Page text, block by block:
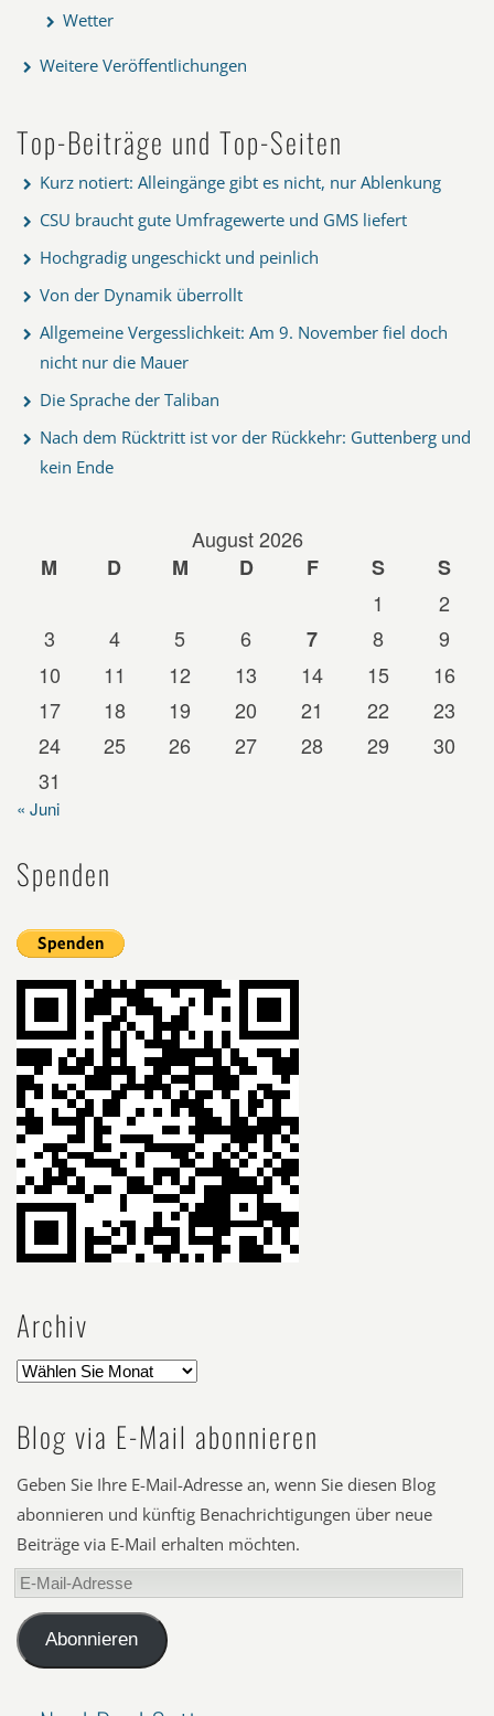
Wetter
Weitere Veröffentlichungen
Top-Beiträge und Top-Seiten
Kurz notiert: Alleingänge gibt es nicht, nur Ablenkung
CSU braucht gute Umfragewerte und GMS liefert
Hochgradig ungeschickt und peinlich
Von der Dynamik überrollt
Allgemeine Vergesslichkeit: Am 9. November fiel doch
nicht nur die Mauer
Die Sprache der Taliban
Nach dem Rücktritt ist vor der Rückkehr: Guttenberg und
kein Ende
August 2026
M
D M D F S
S
1
2
3
4 5 6 7 8
9
10
11 12 13 14 15
16
17
18 19 20 21 22
23
24
25 26 27 28 29
30
31
« Juni
Spenden
Archiv
Blog via E-Mail abonnieren
Geben Sie Ihre E-Mail-Adresse an, wenn Sie diesen Blog
abonnieren und künftig Benachrichtigungen über neue
Beiträge via E-Mail erhalten möchten.
E-
Mail-
AdresseAbonnieren